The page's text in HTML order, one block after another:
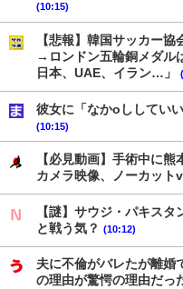
(10:15)
【悲報】韓国サッカー
→ロンドン五輪銅メダル
日本、UAE、イラン…」
彼女に「なかoししてい
(10:15)
【必見動画】手術中に
カメラ映像、ノーカット
【謎】サウジ・パキス
と戦う気？ (10:12)
夫に不倫がバレたが離婚
の理由が驚愕の理由だっ